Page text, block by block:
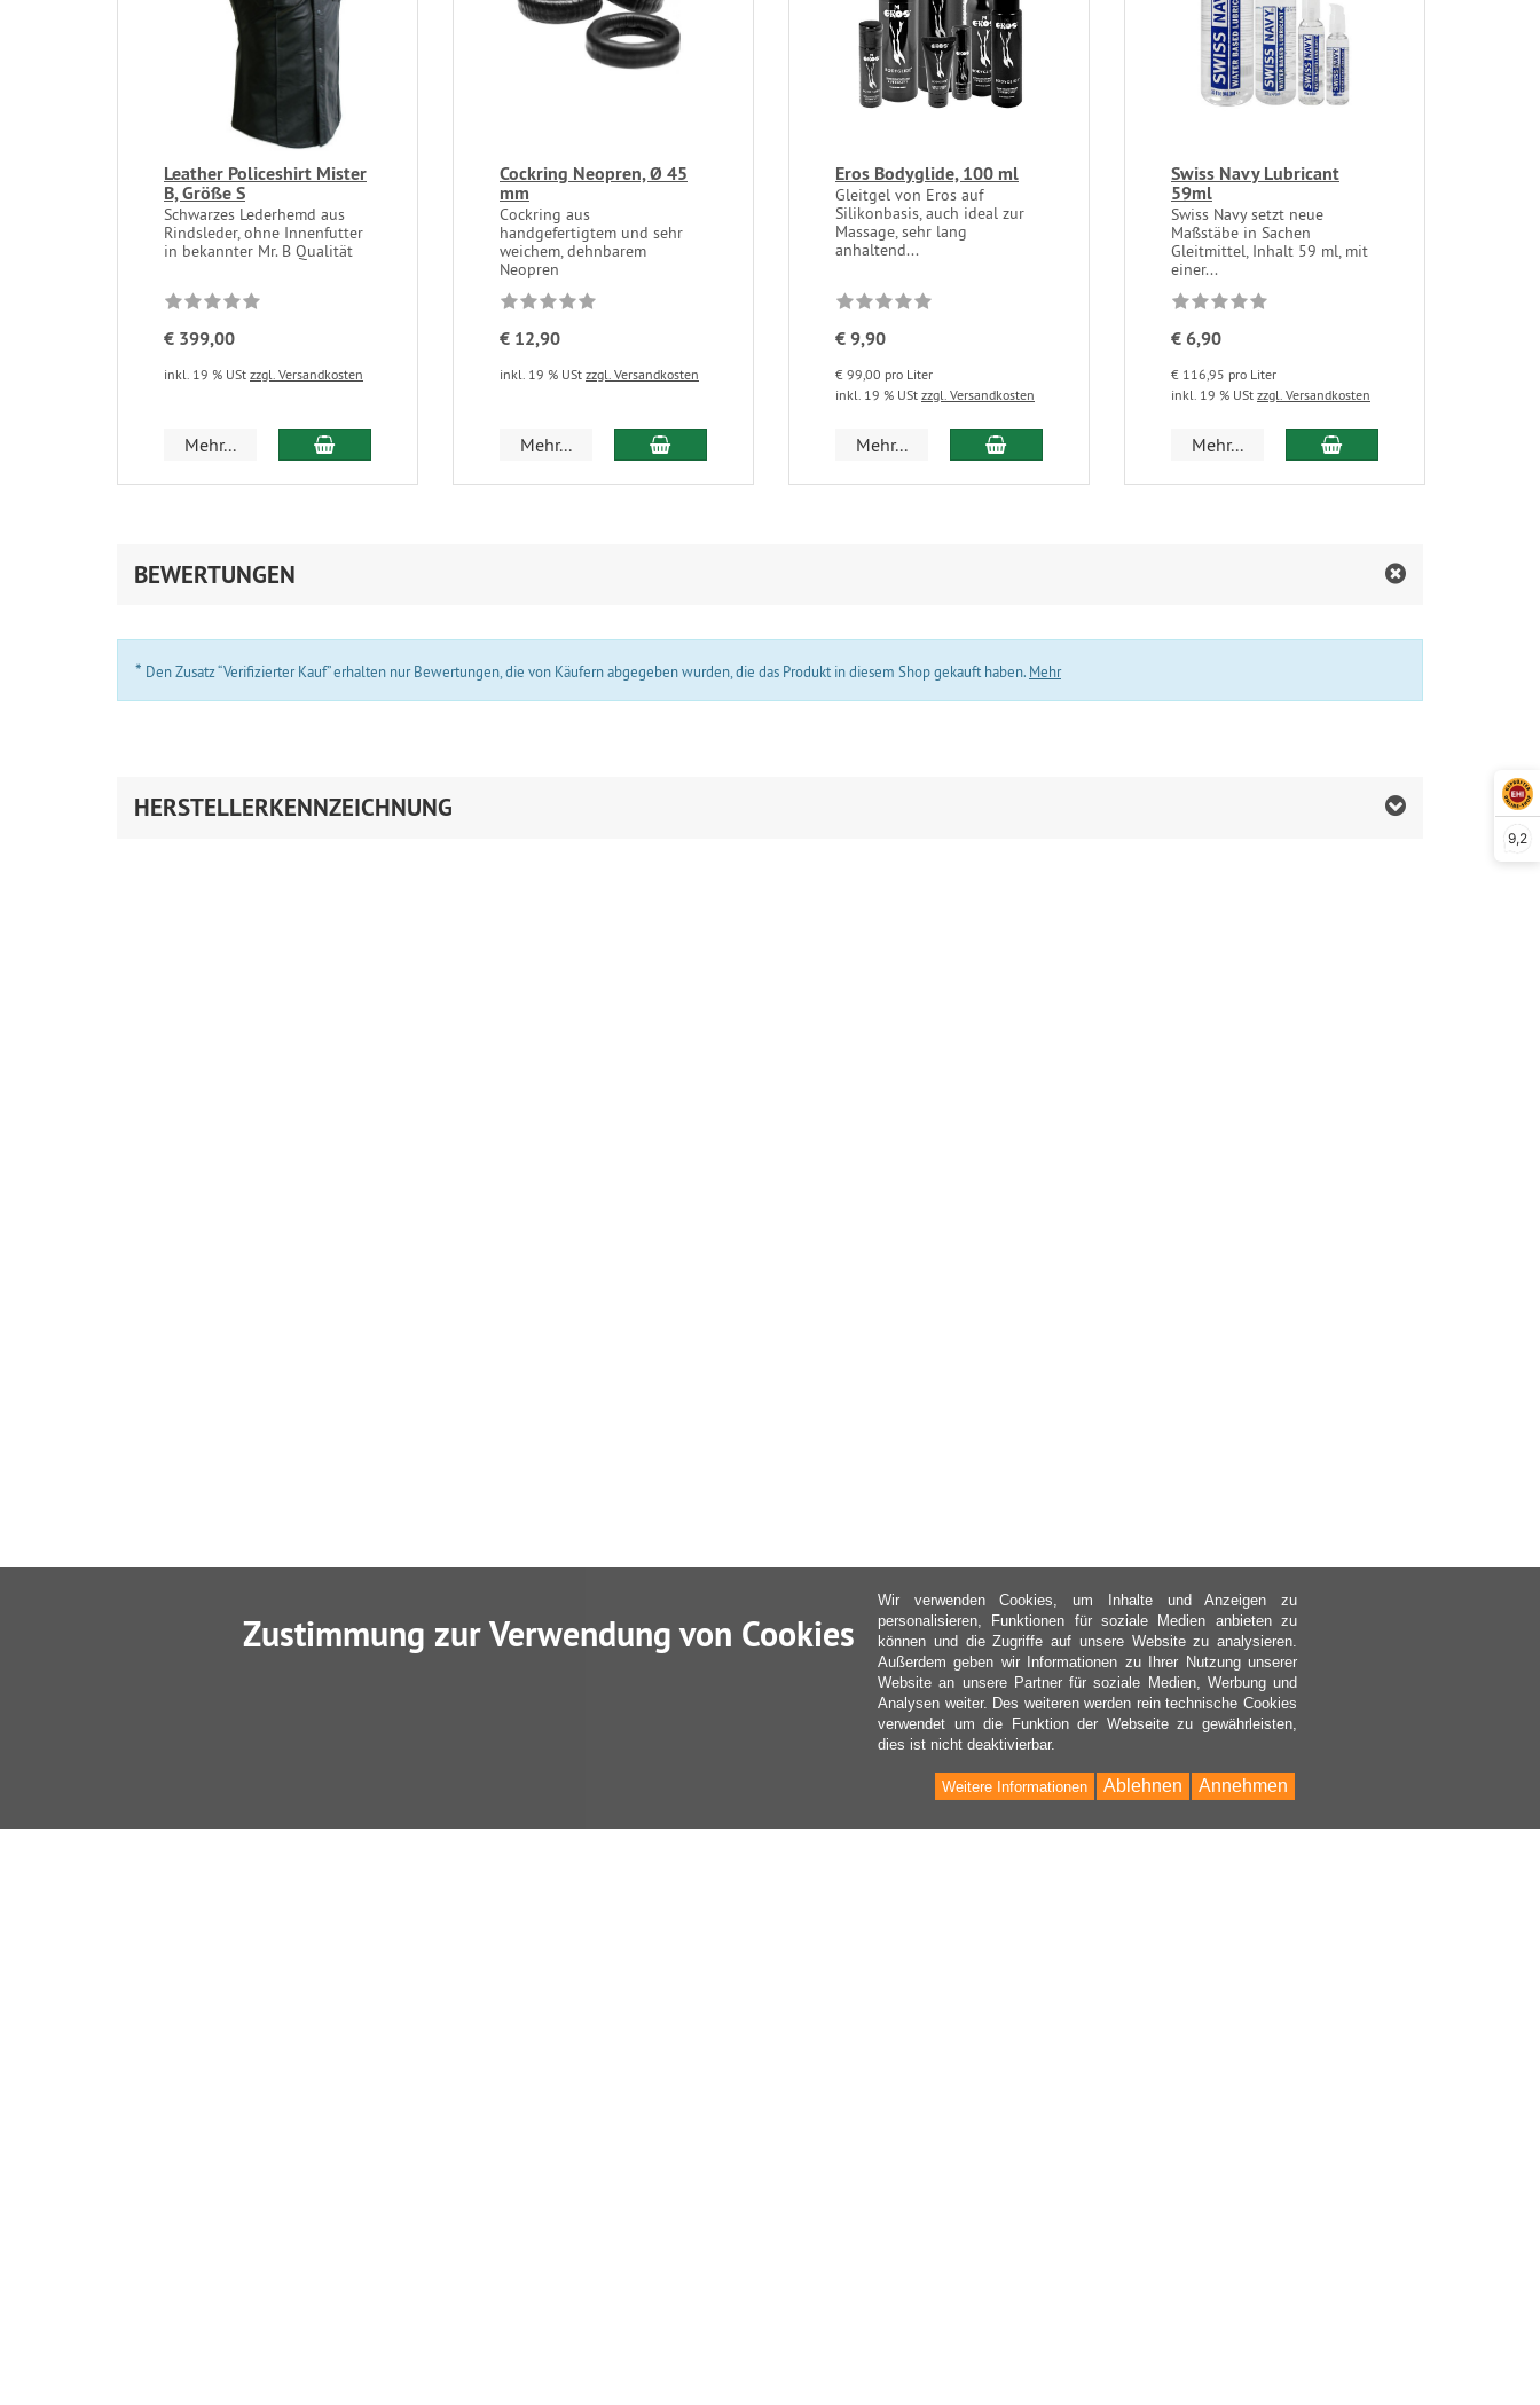
9,2
Leather Policeshirt Mister
B, Größe S
Schwarzes Lederhemd aus
Rindsleder, ohne Innenfutter
in bekannter Mr. B Qualität
€ 399,00
inkl. 19 % USt zzgl. Versandkosten
Mehr... In den Warenkorb
Cockring Neopren, Ø 45
mm
Cockring aus
handgefertigtem und sehr
weichem, dehnbarem
Neopren
€ 12,90
inkl. 19 % USt zzgl. Versandkosten
Mehr... In den Warenkorb
Eros Bodyglide, 100 ml
Gleitgel von Eros auf
Silikonbasis, auch ideal zur
Massage, sehr lang
anhaltend...
€ 9,90
€ 99,00 pro Liter
inkl. 19 % USt zzgl. Versandkosten
Mehr... In den Warenkorb
Swiss Navy Lubricant
59ml
Swiss Navy setzt neue
Maßstäbe in Sachen
Gleitmittel, Inhalt 59 ml, mit
einer...
€ 6,90
€ 116,95 pro Liter
inkl. 19 % USt zzgl. Versandkosten
Mehr... In den Warenkorb
BEWERTUNGEN
* Den Zusatz “Verifizierter Kauf” erhalten nur Bewertungen, die von Käufern abgegeben wurden, die das Produkt in diesem Shop gekauft haben. Mehr
HERSTELLERKENNZEICHNUNG
Zustimmung zur Verwendung von Cookies
Wir verwenden Cookies, um Inhalte und Anzeigen zu
personalisieren, Funktionen für soziale Medien anbieten zu
können und die Zugriffe auf unsere Website zu analysieren.
Außerdem geben wir Informationen zu Ihrer Nutzung unserer
Website an unsere Partner für soziale Medien, Werbung und
Analysen weiter. Des weiteren werden rein technische Cookies
verwendet um die Funktion der Webseite zu gewährleisten,
dies ist nicht deaktivierbar.
Annehmen
Ablehnen
Weitere Informationen